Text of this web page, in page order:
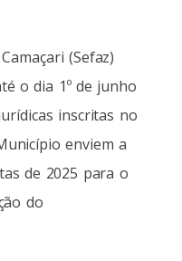
(Sefaz)
o dia 1º de junho
inscritas no
enviem a
de 2025 para o
do